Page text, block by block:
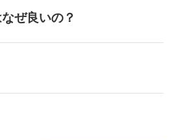
ぜ良いの？